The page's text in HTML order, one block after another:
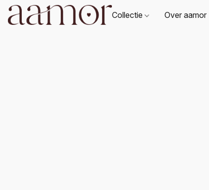
Collectie Over aamor